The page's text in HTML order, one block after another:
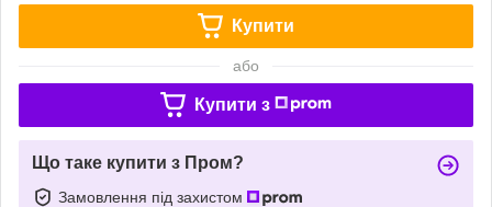
Купити
або
Купити з
Що таке купити з Пром?
Замовлення під захистом